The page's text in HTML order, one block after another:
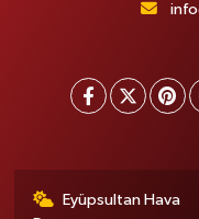
Eyüpsultan Hava